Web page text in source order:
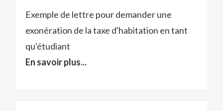
Exemple de lettre pour demander une
exonération de la taxe d'habitation en tant
qu'étudiant
En savoir plus...